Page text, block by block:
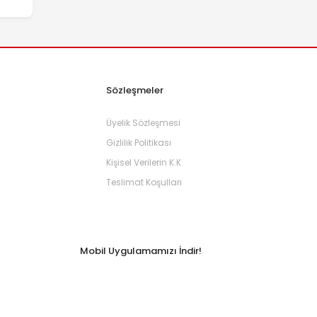
Sözleşmeler
Üyelik Sözleşmesi
Gizlilik Politikası
Kişisel Verilerin K.K
Teslimat Koşulları
Mobil Uygulamamızı İndir!